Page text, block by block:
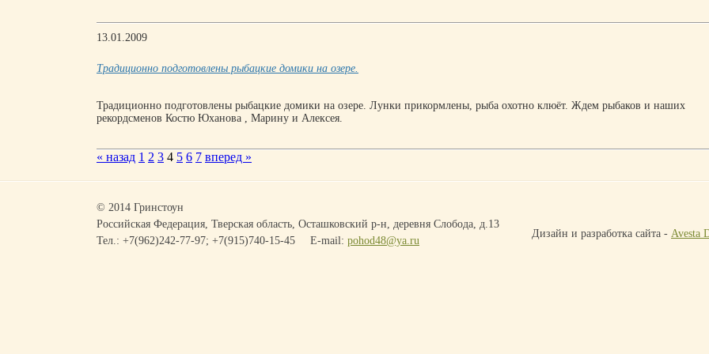
13.01.2009
Традиционно подготовлены рыбацкие домики на озере.
Традиционно подготовлены рыбацкие домики на озере. Лунки прикормлены, рыба охотно клюёт. Ждем рыбаков и наших
рекордсменов Костю Юханова , Марину и Алексея.
« назад 1 2 3 4 5 6 7 вперед »
© 2014 Гринстоун
Российская Федерация, Тверская область, Осташковский р-н, деревня Слобода, д.13
Тел.: +7(962)242-77-97; +7(915)740-15-45
E-mail: pohod48@ya.ru
Дизайн и разработка сайта - Avesta